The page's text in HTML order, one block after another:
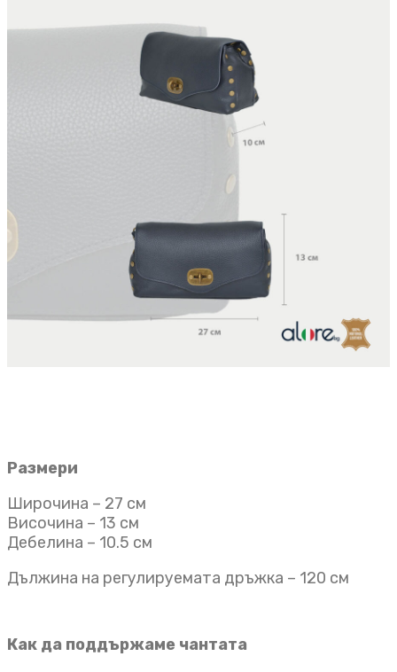
Размери
Широчина – 27 см
Височина – 13 см
Дебелина – 10.5 см
Дължина на регулируемата дръжка – 120 см
Как да поддържаме чантата